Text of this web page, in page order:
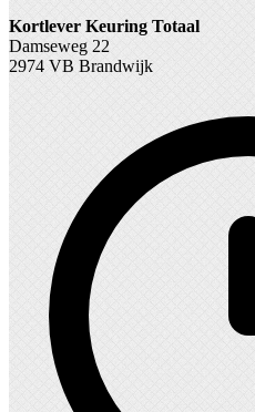
Kortlever Keuring Totaal
Damseweg 22
2974 VB Brandwijk